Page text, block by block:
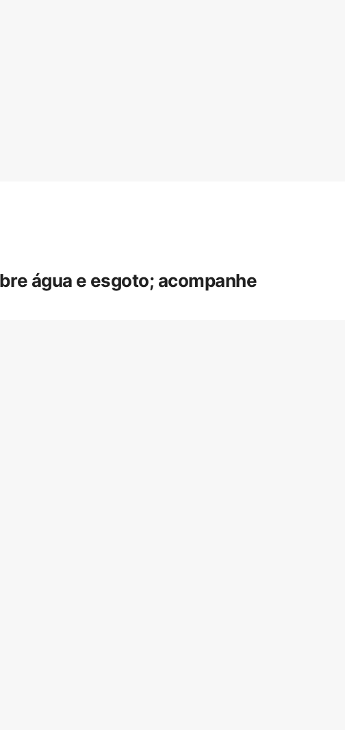
água e esgoto; acompanhe